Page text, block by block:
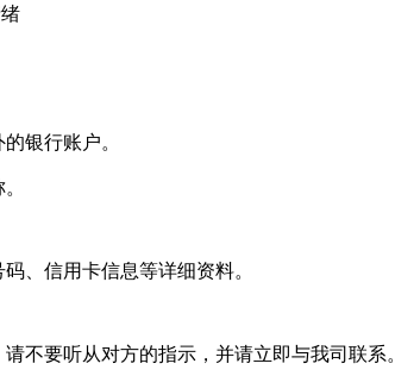
银行账户。
、信用卡信息等详细资料。
不要听从对方的指示，并请立即与我司联系。